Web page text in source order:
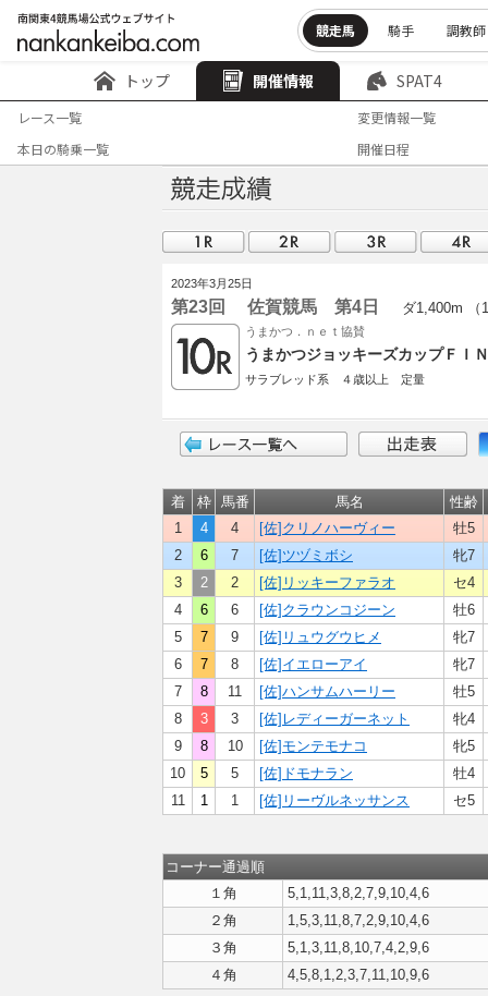
競走馬 騎手 調教師
トップ 開催情報 SPAT4
レース一覧
変更情報一覧
本日の騎乗一覧
開催日程
2023年3月25日
第23回 佐賀競馬 第4日 ダ1,400m （
うまかつ．ｎｅｔ協賛
うまかつジョッキーズカップＦＩ
サラブレッド系 ４歳以上 定量
着 枠 馬番 馬名
性齢
1
4 4 [佐]クリノハーヴィー
牡5
2
6 7 [佐]ツヅミボシ
牝7
3
2 2 [佐]リッキーファラオ
セ4
4
6 6 [佐]クラウンコジーン
牡6
5
7 9 [佐]リュウグウヒメ
牝7
6
7 8 [佐]イエローアイ
牝7
7
8 11 [佐]ハンサムハーリー
牡5
8
3 3 [佐]レディーガーネット
牝4
9
8 10 [佐]モンテモナコ
牝5
10
5 5 [佐]ドモナラン
牡4
11
1 1 [佐]リーヴルネッサンス セ5
コーナー通過順
１角
5,1,11,3,8,2,7,9,10,4,6
２角
1,5,3,11,8,7,2,9,10,4,6
３角
5,1,3,11,8,10,7,4,2,9,6
４角
4,5,8,1,2,3,7,11,10,9,6